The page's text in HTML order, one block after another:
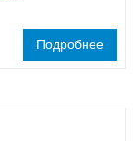
Подробнее